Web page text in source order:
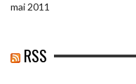
mai 2011
RSS